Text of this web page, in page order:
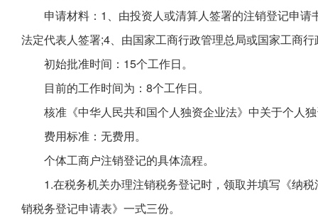
申请材料：1、由投资人或清算人签署的注销登记申
法定代表人签署;4、由国家工商行政管理总局或国家工商
初始批准时间：15个工作日。
目前的工作时间为：8个工作日。
核准《中华人民共和国个人独资企业法》中关于个人
费用标准：无费用。
个体工商户注销登记的具体流程。
1.在税务机关办理注销税务登记时，领取并填写《纳
销税务登记申请表》一式三份。